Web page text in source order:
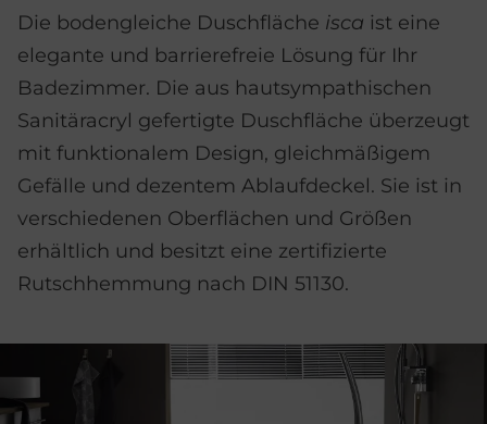
Die bodengleiche Duschfläche isca ist eine
elegante und barrierefreie Lösung für Ihr
Badezimmer. Die aus hautsympathischen
Sanitäracryl gefertigte Duschfläche überzeugt
mit funktionalem Design, gleichmäßigem
Gefälle und dezentem Ablaufdeckel. Sie ist in
verschiedenen Oberflächen und Größen
erhältlich und besitzt eine zertifizierte
Rutschhemmung nach DIN 51130.